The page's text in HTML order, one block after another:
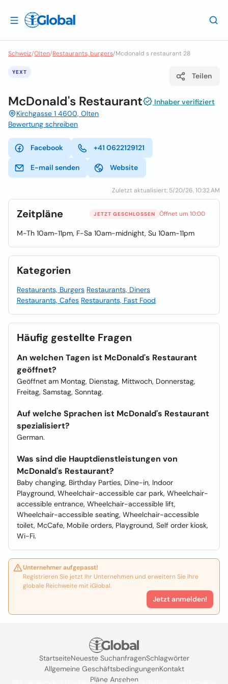
Schweiz/Olten/Restaurants, burgers/Mcdonald s restaurant 28
YEXT Teilen
McDonald's Restaurant
Inhaber verifiziert
Kirchgasse 1 4600, Olten
Bewertung schreiben
Facebook +41 0622129121
E-mail senden Website
Zuletzt aktualisiert: 5/20/26, 10:32 AM
Zeitpläne JETZT GESCHLOSSEN Öffnet um 10:00
M-Th 10am-11pm, F-Sa 10am-midnight, Su 10am-11pm
Kategorien
Restaurants, Burgers Restaurants, Diners
Restaurants, Cafes Restaurants, Fast Food
Häufig gestellte Fragen
An welchen Tagen ist McDonald's Restaurant
geöffnet?
Geöffnet am Montag, Dienstag, Mittwoch, Donnerstag,
Freitag, Samstag, Sonntag.
Auf welche Sprachen ist McDonald's Restaurant
spezialisiert?
German.
Was sind die Hauptdienstleistungen von
McDonald's Restaurant?
Baby changing, Birthday Parties, Dine-in, Indoor
Playground, Wheelchair-accessible car park, Wheelchair-
accessible entrance, Wheelchair-accessible lift,
Wheelchair-accessible seating, Wheelchair-accessible
toilet, McCafe, Mobile orders, Playground, Self order kiosk,
Wi-Fi.
Unternehmer aufgepasst!
Registrieren Sie jetzt Ihr Unternehmen und erweitern Sie Ihre
globale Reichweite mit iGlobal.
Jetzt anmelden!
StartseiteNeueste SuchanfragenSchlagwörter
Allgemeine GeschäftsbedingungenKontakt
Pläne Ansehen